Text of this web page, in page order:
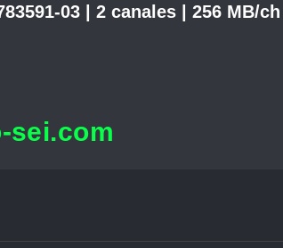
03 | 2 canales | 256 MB/ch
sei.com